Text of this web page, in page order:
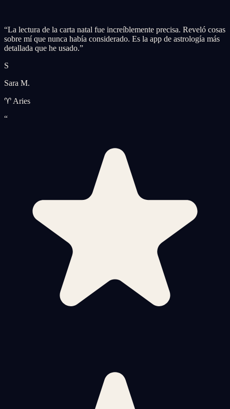
“La lectura de la carta natal fue increíblemente precisa. Reveló cosas
sobre mí que nunca había considerado. Es la app de astrología más
detallada que he usado.”
S
Sara M.
♈ Aries
“